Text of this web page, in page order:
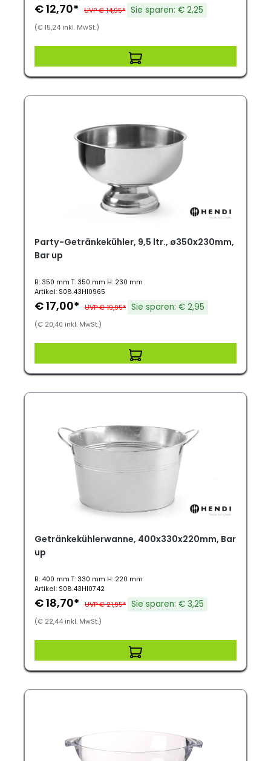
€ 12,70* UVP € 14,95* Sie sparen: € 2,25
(€ 15,24 inkl. MwSt.)
Party-Getränkekühler, 9,5 ltr., ø350x230mm,
Bar up
B: 350 mm T: 350 mm H: 230 mm
Artikel: S08.43HI0965
€ 17,00* UVP € 19,95* Sie sparen: € 2,95
(€ 20,40 inkl. MwSt.)
Getränkekühlerwanne, 400x330x220mm, Bar
up
B: 400 mm T: 330 mm H: 220 mm
Artikel: S08.43HI0742
€ 18,70* UVP € 21,95* Sie sparen: € 3,25
(€ 22,44 inkl. MwSt.)